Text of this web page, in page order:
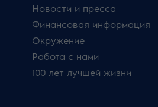
Новости и пресса
Финансовая информация
Окружение
Работа с нами
100 лет лучшей жизни